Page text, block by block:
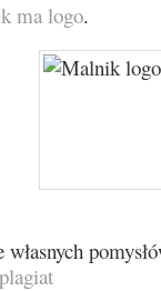
ma logo.
własnych